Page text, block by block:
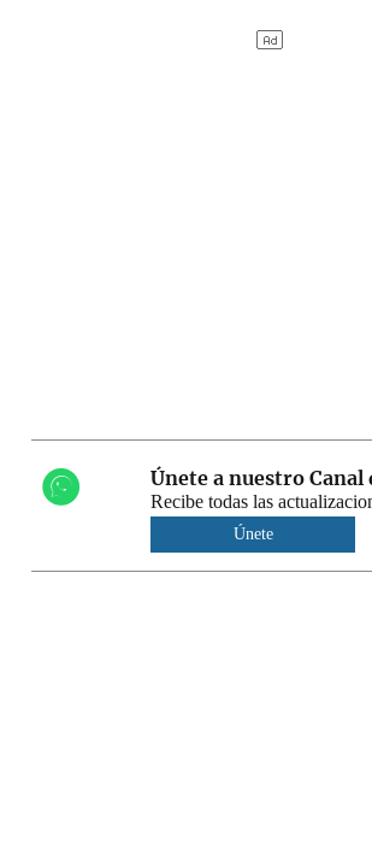
Únete a nuestro Canal
Recibe todas las
Únete